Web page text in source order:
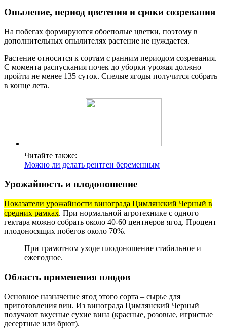
Опыление, период цветения и сроки созревания
На побегах формируются обоеполые цветки, поэтому в
дополнительных опылителях растение не нуждается.
Растение относится к сортам с ранним периодом созревания.
С момента распускания почек до уборки урожая должно
пройти не менее 135 суток. Спелые ягоды получится собрать
в конце лета.
Читайте также:
Можно ли делать рентген беременным
Урожайность и плодоношение
Показатели урожайности винограда Цимлянский Черный в
средних рамках. При нормальной агротехнике с одного
гектара можно собрать около 40-60 центнеров ягод. Процент
плодоносящих побегов около 70%.
При грамотном уходе плодоношение стабильное и
ежегодное.
Область применения плодов
Основное назначение ягод этого сорта – сырье для
приготовления вин. Из винограда Цимлянский Черный
получают вкусные сухие вина (красные, розовые, игристые
десертные или брют).